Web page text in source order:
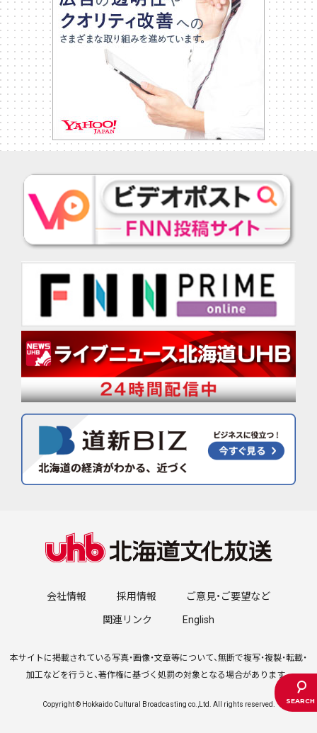
会社情報 採用情報 ご意見・ご要望など
関連リンク English
本サイトに掲載されている写真・画像・文章等について、無断で複写・複製・転載・
加工などを行うと、著作権に基づく処罰の対象となる場合があります。
Copyright © Hokkaido Cultural Broadcasting co.,Ltd. All rights reserved.